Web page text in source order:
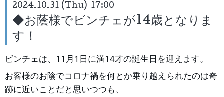
2024.10.31 (Thu) 17:00
◆お蔭様でビンチェが14歳となりま
す！
ビンチェは、11月1日に満14才の誕生日を迎えます。
お客様のお陰でコロナ禍を何とか乗り越えられたのは奇
跡に近いことだと思いつつも、